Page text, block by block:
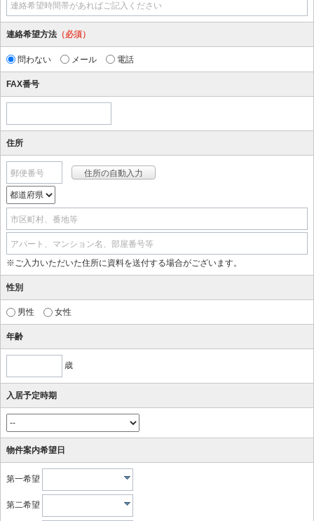
連絡希望時間帯があればご記入ください
連絡希望方法 （必須）
問わない メール 電話
FAX番号
住所
郵便番号
市区町村、番地等
アパート、マンション名、部屋番号等
※ご入力いただいた住所に資料を送付する場合がございます。
性別
男性 女性
年齢
歳
入居予定時期
物件案内希望日
第一希望
第二希望